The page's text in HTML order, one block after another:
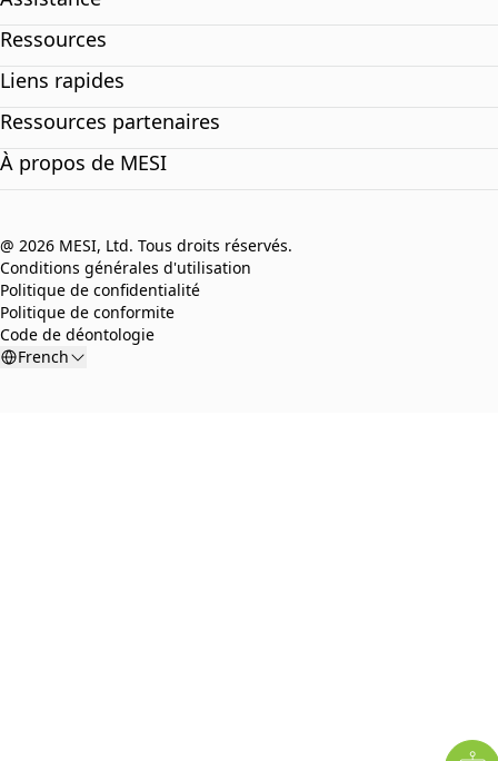
Ressources
Liens rapides
Ressources partenaires
À propos de MESI
@ 2026 MESI, Ltd. Tous droits réservés.
Conditions générales d'utilisation
Politique de confidentialité
Politique de conformite
Code de déontologie
French